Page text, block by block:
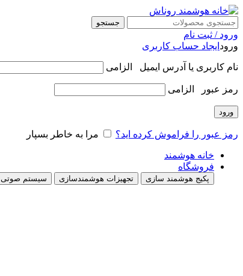
جستجو
ورود / ثبت نام
ورود ایجاد حساب کاربری
نام کاربری یا آدرس ایمیل الزامی
رمز عبور الزامی
ورود
رمز عبور را فراموش کرده اید؟ مرا به خاطر بسپار
خانه هوشمند
فروشگاه
پکیج هوشمند سازی تجهیزات هوشمندسازی سیستم صوتی